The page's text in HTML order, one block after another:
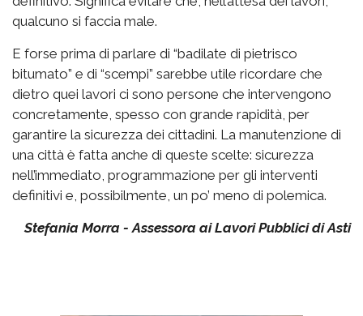
qualcuno si faccia male.
E forse prima di parlare di “badilate di pietrisco
bitumato” e di “scempi” sarebbe utile ricordare che
dietro quei lavori ci sono persone che intervengono
concretamente, spesso con grande rapidità, per
garantire la sicurezza dei cittadini. La manutenzione di
una città è fatta anche di queste scelte: sicurezza
nell’immediato, programmazione per gli interventi
definitivi e, possibilmente, un po’ meno di polemica.
Stefania Morra - Assessora ai Lavori Pubblici di Asti